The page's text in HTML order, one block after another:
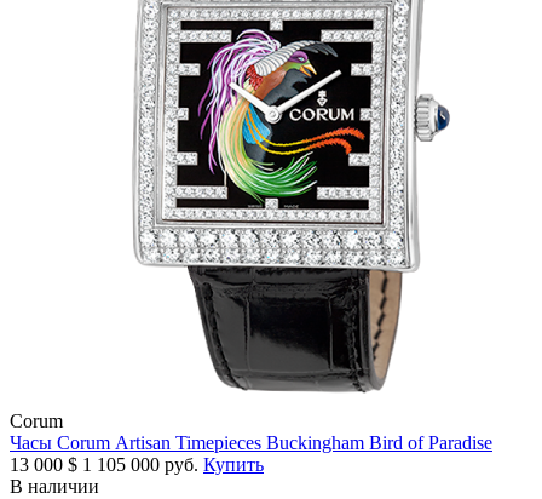
Corum
Часы Corum Artisan Timepieces Buckingham Bird of Paradise
13 000 $ 1 105 000 руб. Купить
В наличии